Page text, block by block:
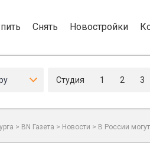
Снять Новостройки
Студия 1 2 3
> BN Газета > Новости > В России